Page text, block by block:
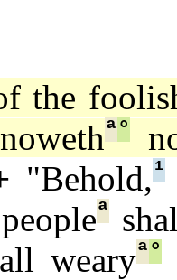
the
ª°
"Behold,¹
ª
wearyª°